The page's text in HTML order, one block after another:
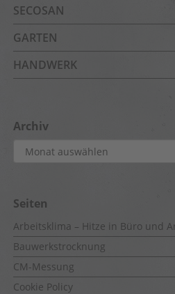
SECOSAN
GARTEN
HANDWERK
Archiv
Archiv
Seiten
Arbeitsklima – Hitze in Büro und
Bauwerkstrocknung
CM-Messung
Cookie Policy